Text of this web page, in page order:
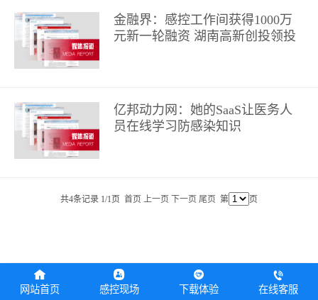
金融界：感控工作间获得1000万
元新一轮融资 湖南高新创投领投
亿邦动力网：她的SaaS让医务人
员在线学习防感染知识
共4条记录 1/1页 首页 上一页 下一页 尾页 第 页
网站首页 感控现场 下载体验 在线客服